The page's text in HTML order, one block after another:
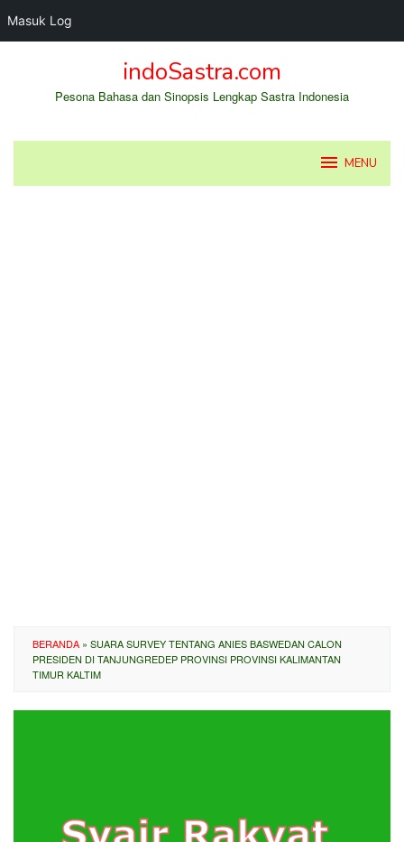
Masuk Log
indoSastra.com
Pesona Bahasa dan Sinopsis Lengkap Sastra Indonesia
MENU
BERANDA » SUARA SURVEY TENTANG ANIES BASWEDAN CALON
PRESIDEN DI TANJUNGREDEP PROVINSI PROVINSI KALIMANTAN
TIMUR KALTIM